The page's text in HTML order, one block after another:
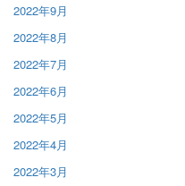
2022年9月
2022年8月
2022年7月
2022年6月
2022年5月
2022年4月
2022年3月